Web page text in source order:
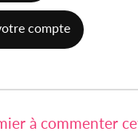
compte
à commenter